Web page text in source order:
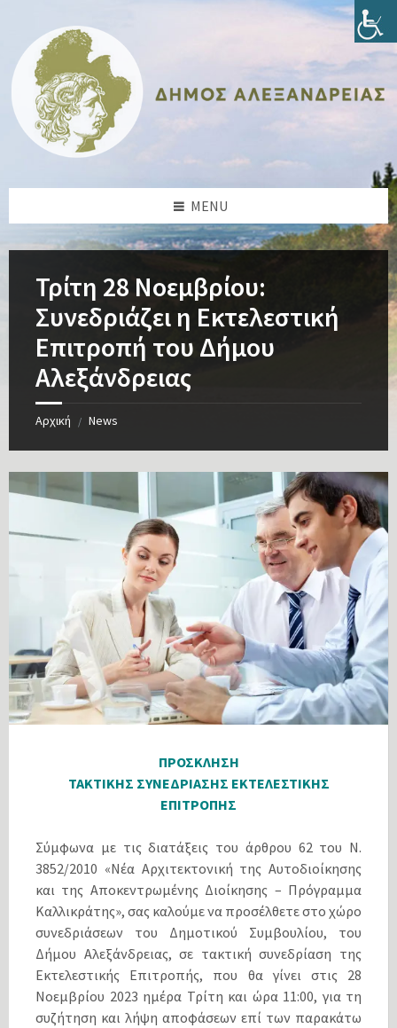
content
sidebar
sidebar
footer
MENU
Τρίτη 28 Νοεμβρίου:
Συνεδριάζει η Εκτελεστική
Επιτροπή του Δήμου
Αλεξάνδρειας
Αρχική / News
ΠΡΟΣΚΛΗΣΗ
ΤΑΚΤΙΚΗΣ ΣΥΝΕΔΡΙΑΣΗΣ ΕΚΤΕΛΕΣΤΙΚΗΣ
ΕΠΙΤΡΟΠΗΣ
Σύμφωνα με τις διατάξεις του άρθρου 62 του Ν.
3852/2010 «Νέα Αρχιτεκτονική της Αυτοδιοίκησης
και της Αποκεντρωμένης Διοίκησης – Πρόγραμμα
Καλλικράτης», σας καλούμε να προσέλθετε στο χώρο
συνεδριάσεων του Δημοτικού Συμβουλίου, του
Δήμου Αλεξάνδρειας, σε τακτική συνεδρίαση της
Εκτελεστικής Επιτροπής, που θα γίνει στις 28
Νοεμβρίου 2023 ημέρα Τρίτη και ώρα 11:00, για τη
συζήτηση και λήψη αποφάσεων επί των παρακάτω